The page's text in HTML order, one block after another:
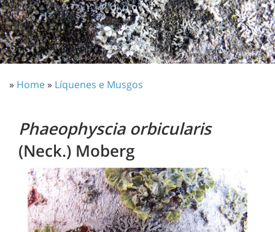
» Home» Líquenes e Musgos
Phaeophyscia orbicularis
(Neck.) Moberg